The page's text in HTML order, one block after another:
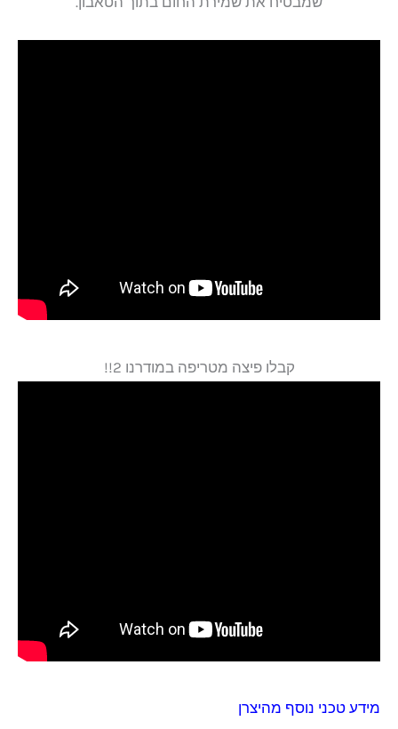
קבלו פיצה מטריפה במודרנו 2!!
מידע טכני נוסף מהיצרן